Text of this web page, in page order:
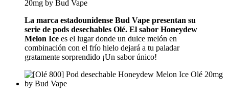
La marca estadounidense Bud Vape presentan su
serie de pods desechables Olé. El sabor Honeydew
Melon Ice es el lugar donde un dulce melón en
combinación con el frío hielo dejará a tu paladar
gratamente sorprendido ¡Un sabor único!